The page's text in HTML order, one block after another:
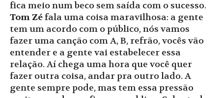
fica meio num beco sem saída com o sucesso.
Tom Zéfala uma coisa maravilhosa: a gente
tem um acordo com o público, nós vamos
fazer uma canção com A, B, refrão, vocês vão
entender e a gente vai estabelecer essa
relação. Aí chega uma hora que você quer
fazer outra coisa, andar pra outro lado. A
gente sempre pode, mas tem essa pressão